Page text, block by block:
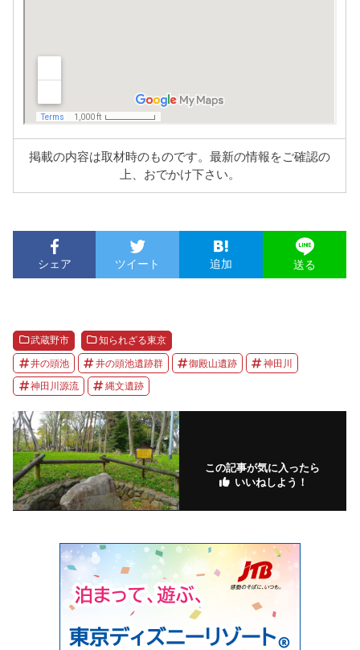
掲載の内容は取材時のものです。最新の情報をご確認の
上、おでかけ下さい。
シェア ツイート 追加 送る
武蔵野市 知られざる東京
井の頭池 井の頭池遺跡群 御殿山遺跡 神田川
神田川源流 縄文遺跡
この記事が気に入ったら
いいねしよう！